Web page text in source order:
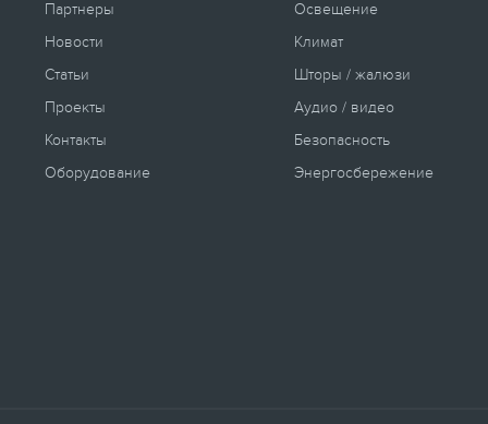
Партнеры
Новости
Статьи
Проекты
Контакты
Оборудование
Освещение
Климат
Шторы / жалюзи
Аудио / видео
Безопасность
Энергосбережение